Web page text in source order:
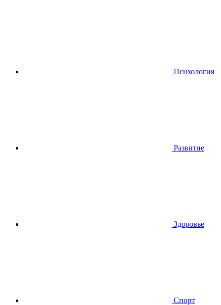
Психология
Развитие
Здоровье
Спорт